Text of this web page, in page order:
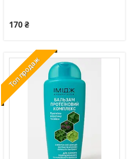
170 ₴
Топ продаж